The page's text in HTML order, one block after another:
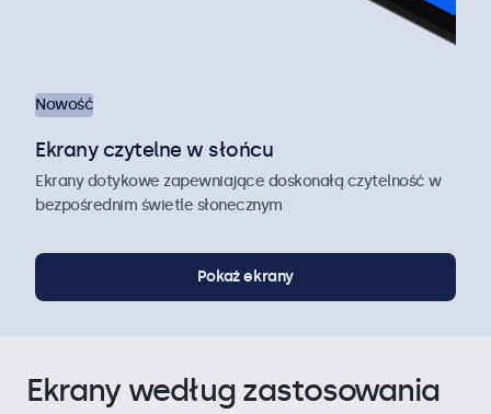
Nowość
Ekrany czytelne w słońcu
Ekrany dotykowe zapewniające doskonałą czytelność w
bezpośrednim świetle słonecznym
Pokaż ekrany
Ekrany według zastosowania